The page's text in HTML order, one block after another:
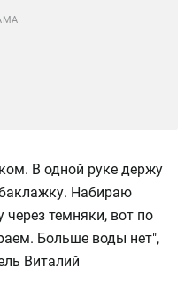
В одной руке держу
Набираю
через темняки, вот по
Больше воды нет",
Виталий